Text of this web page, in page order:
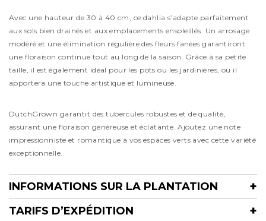
Avec une hauteur de 30 à 40 cm, ce dahlia s’adapte parfaitement
aux sols bien drainés et aux emplacements ensoleillés. Un arrosage
modéré et une élimination régulière des fleurs fanées garantiront
une floraison continue tout au long de la saison. Grâce à sa petite
taille, il est également idéal pour les pots ou les jardinières, où il
apportera une touche artistique et lumineuse.
DutchGrown garantit des tubercules robustes et de qualité,
assurant une floraison généreuse et éclatante. Ajoutez une note
impressionniste et romantique à vos espaces verts avec cette variété
exceptionnelle.
INFORMATIONS SUR LA PLANTATION
TARIFS D’EXPÉDITION